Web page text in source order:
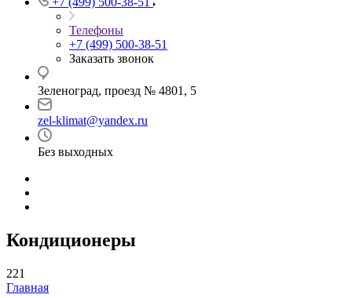
Телефоны
+7 (499) 500-38-51
Заказать звонок
Зеленоград, проезд № 4801, 5
zel-klimat@yandex.ru
Без выходных
Кондиционеры
221
Главная